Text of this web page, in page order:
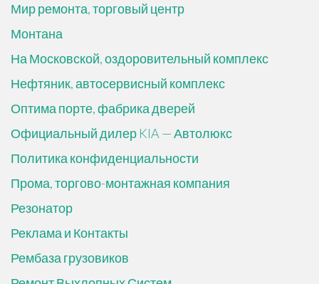
Мир ремонта, торговый центр
Монтана
На Московской, оздоровительный комплекс
Нефтяник, автосервисный комплекс
Оптима порте, фабрика дверей
Официальный дилер KIA — Автолюкс
Политика конфиденциальности
Прома, торгово-монтажная компания
Резонатор
Реклама и Контакты
Рембаза грузовиков